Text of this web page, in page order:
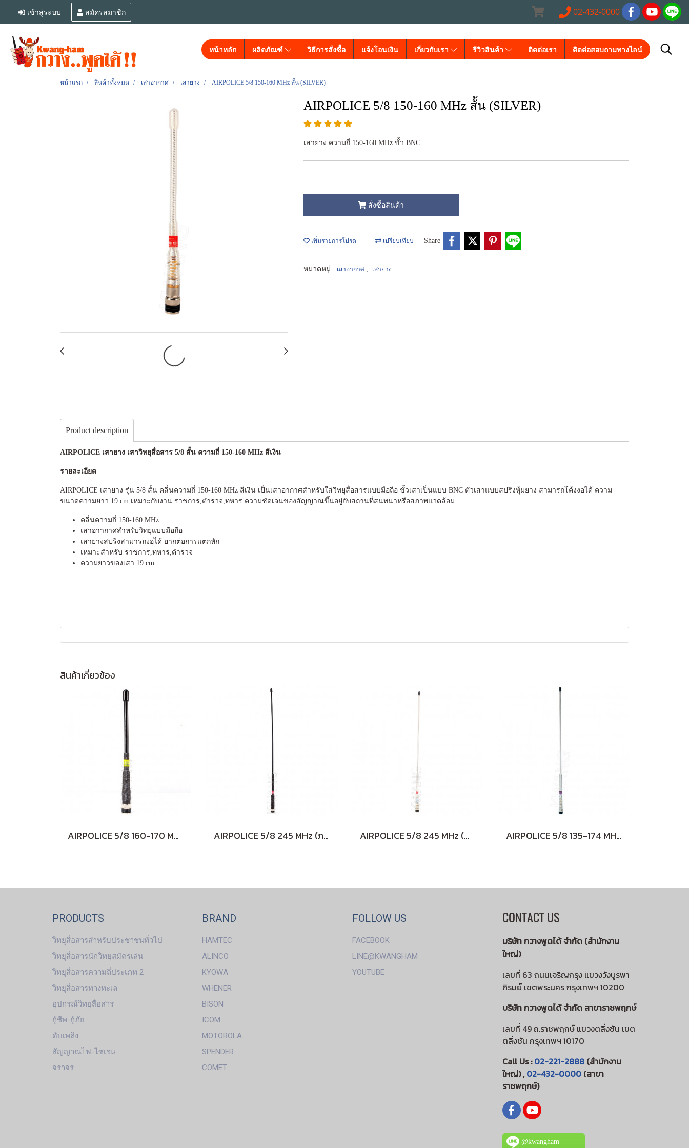
เข้าสู่ระบบ สมัครสมาชิก 02-432-0000
หน้าหลัก ผลิตภัณฑ์ วิธีการสั่งซื้อ แจ้งโอนเงิน เกี่ยวกับเรา รีวิวสินค้า ติดต่อเรา ติดต่อสอบถามทางไลน์
หน้าแรก สินค้าทั้งหมด เสาอากาศ เสายาง AIRPOLICE 5/8 150-160 MHz สั้น (SILVER)
AIRPOLICE 5/8 150-160 MHz สั้น (SILVER)
เสายาง ความถี่ 150-160 MHz ขั้ว BNC
สั่งซื้อสินค้า
เพิ่มรายการโปรด เปรียบเทียบ Share
หมวดหมู่ : เสาอากาศ เสายาง
Product description
AIRPOLICE เสายาง เสาวิทยุสื่อสาร 5/8 สั้น ความถี่ 150-160 MHz สีเงิน
รายละเอียด
AIRPOLICE เสายาง รุ่น 5/8 สั้น คลื่นความถี่ 150-160 MHz สีเงิน เป็นเสาอากาศสำหรับใส่วิทยุสื่อสารแบบมือถือ ขั้วเสาเป็นแบบ BNC ตัวเสาแบบสปริงหุ้มยาง สามารถโค้งงอได้ ความ
ขนาดความยาว 19 cm เหมาะกับงาน ราชการ,ตำรวจ,ทหาร ความชัดเจนของสัญญาณขึ้นอยู่กับสถานที่สนทนาหรือสภาพแวดล้อม
คลื่นความถี่ 150-160 MHz
เสาอาากาศสำหรับวิทยุแบบมือถือ
เสายางสปริงสามารถงอได้ ยากต่อการแตกหัก
เหมาะสำหรับ ราชการ,ทหาร,ตำรวจ
ความยาวของเสา 19 cm
สินค้าเกี่ยวข้อง
AIRPOLICE 5/8 160-170 MHz สั้น (ฺBLACK) AIRPOLICE 5/8 245 MHz (ภาคสนาม) AIRPOLICE 5/8 245 MHz (WHITE) AIRPOLICE 5/8 135-174 MHz (WHITE)
PRODUCTS
วิทยุสื่อสารสำหรับประชาชนทั่วไป
วิทยุสื่อสารนักวิทยุสมัครเล่น
วิทยุสื่อสารความถี่ประเภท 2
วิทยุสื่อสารทางทะเล
อุปกรณ์วิทยุสื่อสาร
กู้ชีพ-กู้ภัย
ดับเพลิง
สัญญาณไฟ-ไซเรน
จราจร
BRAND
HAMTEC
ALINCO
KYOWA
WHENER
BISON
ICOM
MOTOROLA
SPENDER
COMET
FOLLOW US
FACEBOOK
LINE@KWANGHAM
YOUTUBE
CONTACT US
บริษัท กวางพูดได้ จำกัด (สำนักงาน
ใหญ่)
เลขที่ 63 ถนนเจริญกรุง แขวงวังบูรพา
ภิรมย์ เขตพระนคร กรุงเทพฯ 10200
บริษัท กวางพูดได้ จำกัด สาขาราชพฤกษ์
เลขที่ 49 ถ.ราชพฤกษ์ แขวงตลิ่งชัน เขต
ตลิ่งชัน กรุงเทพฯ 10170
Call Us :02-221-2888(สำนักงาน
ใหญ่) ,02-432-0000(สาขา
ราชพฤกษ์)
@kwangham